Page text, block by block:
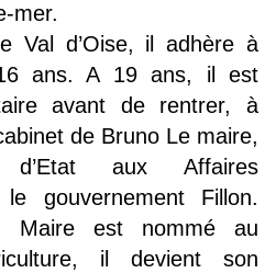
mer.
Val d’Oise, il adhère à
16 ans. A 19 ans, il est
avant de rentrer, à
de Bruno Le maire,
d’Etat aux Affaires
gouvernement Fillon.
Maire est nommé au
il devient son